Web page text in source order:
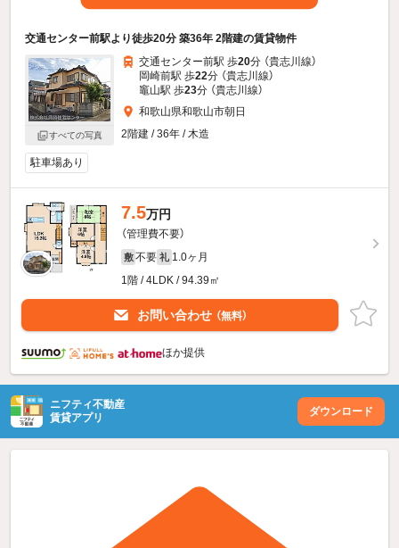
交通センター前駅より徒歩20分 築36年 2階建の賃貸物件
すべての写真
交通センター前駅 歩20分 （貴志川線）
岡崎前駅 歩22分 （貴志川線）
竈山駅 歩23分 （貴志川線）
和歌山県和歌山市朝日
2階建 / 36年 / 木造
駐車場あり
7.5万円
（管理費不要）
敷 不要 礼 1.0ヶ月
1階 / 4LDK / 94.39㎡
お問い合わせ （無料）
ほか提供
ニフティ不動産
賃貸アプリ
ダウンロード